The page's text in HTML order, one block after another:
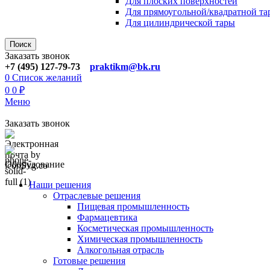
Для прямоугoльной/квадратной
Для цилиндрической тaры
Поиск
Заказать звонок
+7 (495) 127-79-73
praktikm@bk.ru
0 Список желаний
0 0 ₽
Меню
Заказать звонок
Оборудование
Наши решения
Отраслевые решения
Пищевая промышленность
Фармацевтика
Косметическая промышленность
Химическая промышленность
Алкогольная отрасль
Готовые решения